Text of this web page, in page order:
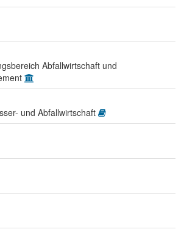
Abfallwirtschaft und
und Abfallwirtschaft